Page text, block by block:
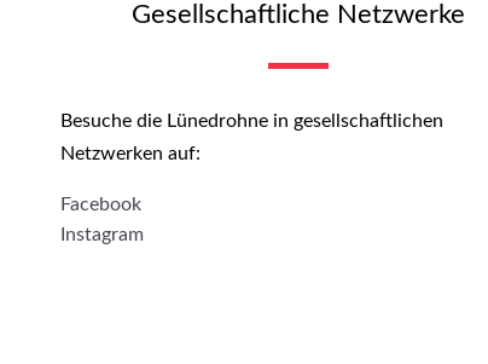
Gesellschaftliche Netzwerke
Besuche die Lünedrohne in gesellschaftlichen
Netzwerken auf:
Facebook
Instagram